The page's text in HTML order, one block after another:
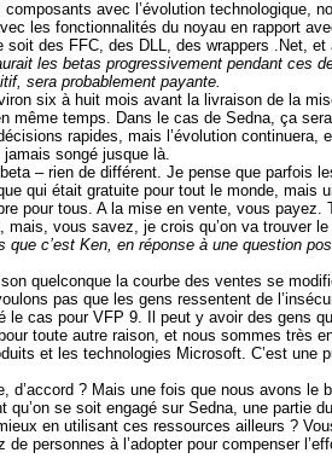
avec l’évolution technologique,
les fonctionnalités du noyau en rapport
des FFC, des DLL, des wrappers .Net, et
les betas progressivement pendant ces
sera probablement payante.
six à huit mois avant la livraison de la
même temps. Dans le cas de Sedna, ça
rapides, mais l’évolution continuera,
songé jusque là.
– rien de différent. Je pense que parfois
qui était gratuite pour tout le monde,
pour tous. A la mise en vente, vous payez.
vous savez, je crois qu’on va trouver le
c’est Ken, en réponse à une question
quelconque la courbe des ventes se
pas que les gens ressentent de
le cas pour VFP 9. Il peut y avoir des gens
toute autre raison, et nous sommes très
et les technologies Microsoft. C’est une
d’accord ? Mais une fois que nous avons le
qu’on se soit engagé sur Sedna, une partie
en utilisant ces ressources ailleurs ?
de personnes à l’adopter pour compenser